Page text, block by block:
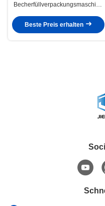
Becherfüllverpackungsmaschine
Beste Preis erhalten